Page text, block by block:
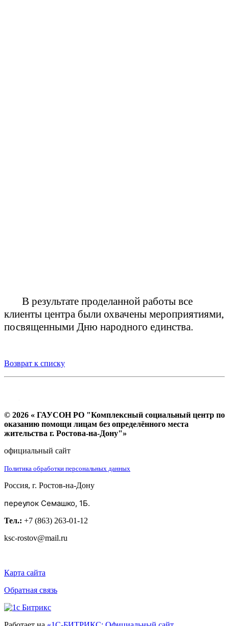
В результате проделанной работы все
клиенты центра были охвачены мероприятиями,
посвященными Дню народного единства.
Возврат к списку
© 2026 « ГАУСОН РО "Комплексный социальный центр по
оказанию помощи лицам без определённого места
жительства г. Ростова-на-Дону"»
официальный сайт
Политика обработки персональных данных
Россия, г. Ростов-на-Дону
переулок Семашко, 1Б.
Тел.: +7 (863) 263-01-12
ksc-rostov@mail.ru
Карта сайта
Обратная связь